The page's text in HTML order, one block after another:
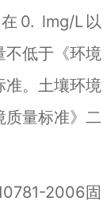
0. lmg/L以
不低于《环境
准。土壤环境
质量标准》二
2006固